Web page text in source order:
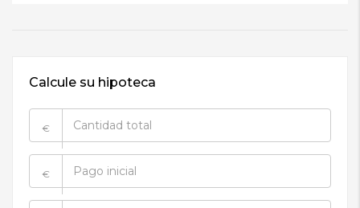
Calcule su hipoteca
€
€